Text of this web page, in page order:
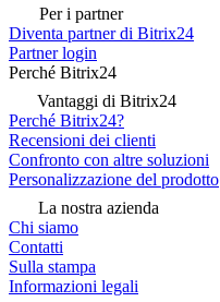
Per i partner
Diventa partner di Bitrix24
Partner login
Perché Bitrix24
Vantaggi di Bitrix24
Perché Bitrix24?
Recensioni dei clienti
Confronto con altre soluzioni
Personalizzazione del prodotto
La nostra azienda
Chi siamo
Contatti
Sulla stampa
Informazioni legali